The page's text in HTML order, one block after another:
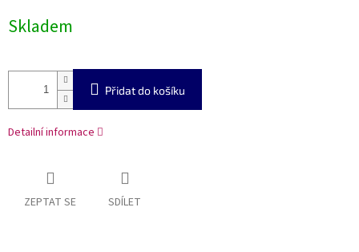
Skladem
Přidat do košíku
Detailní informace
ZEPTAT SE SDÍLET